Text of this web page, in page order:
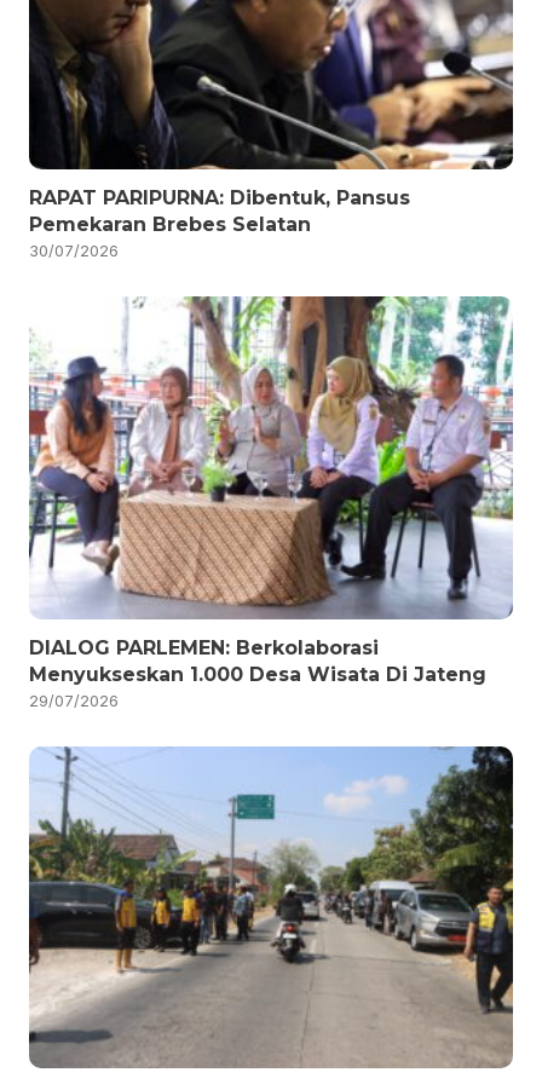
RAPAT PARIPURNA: Dibentuk, Pansus
Pemekaran Brebes Selatan
30/07/2026
DIALOG PARLEMEN: Berkolaborasi
Menyukseskan 1.000 Desa Wisata Di Jateng
29/07/2026